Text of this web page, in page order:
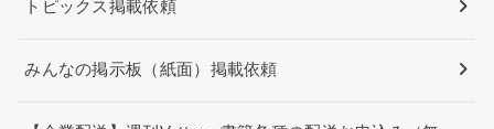
トピックス掲載依頼
みんなの掲示板（紙面）掲載依頼